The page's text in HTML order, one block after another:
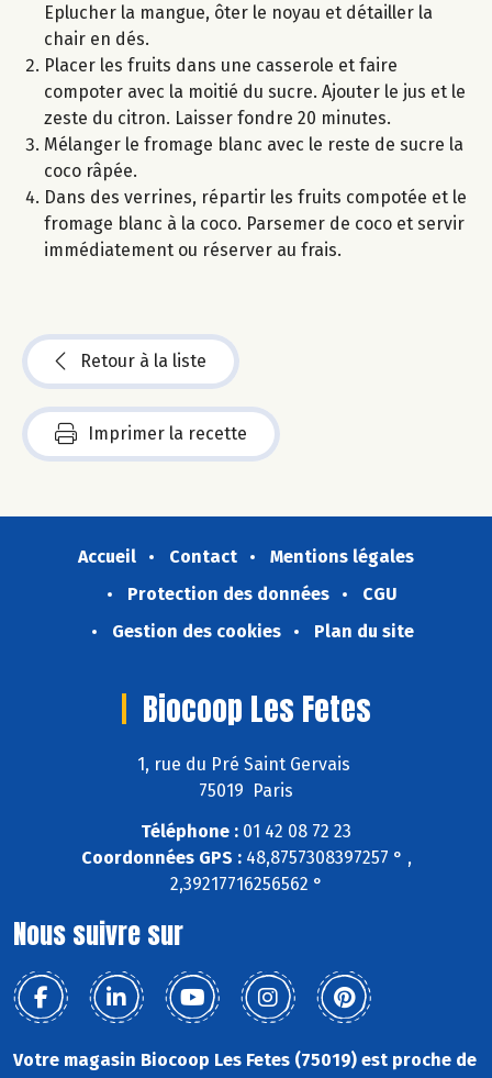
Eplucher la mangue, ôter le noyau et détailler la
chair en dés.
Placer les fruits dans une casserole et faire
compoter avec la moitié du sucre. Ajouter le jus et le
zeste du citron. Laisser fondre 20 minutes.
Mélanger le fromage blanc avec le reste de sucre la
coco râpée.
Dans des verrines, répartir les fruits compotée et le
fromage blanc à la coco. Parsemer de coco et servir
immédiatement ou réserver au frais.
Retour à la liste
Imprimer la recette
Accueil Contact
Mentions légales
Protection des données
CGU
Gestion des cookies
Plan du site
Biocoop Les Fetes
1, rue du Pré Saint Gervais
75019 Paris
Téléphone : 01 42 08 72 23
Coordonnées GPS :48,8757308397257 ° ,
2,39217716256562 °
Nous suivre sur
Votre magasin Biocoop Les Fetes (75019) est proche de